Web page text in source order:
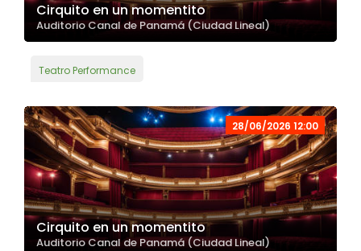
Cirquito en un momentito
Auditorio Canal de Panamá (Ciudad Lineal)
Teatro Performance
28/06/2026 12:00
Cirquito en un momentito
Auditorio Canal de Panamá (Ciudad Lineal)